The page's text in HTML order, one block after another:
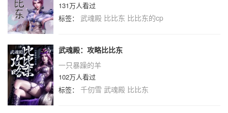
131万人看过
标签： 武魂殿 比比东 比比东的cp
武魂殿：攻略比比东
一只暴躁的羊
102万人看过
标签： 千仞雪 武魂殿 比比东